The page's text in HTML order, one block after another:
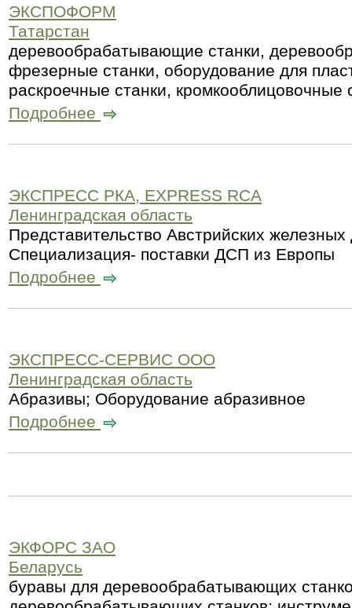
ЭКСПОФОРМ
Татарстан
деревообрабатывающие станки,
фрезерные станки, оборудование для
раскроечные станки, кромкооблицовочные
Подробнее
ЭКСПРЕСС РКА, EXPRESS RCA
Ленинградская область
Представительство Австрийских железных
Специализация- поставки ДСП из Европы
Подробнее
ЭКСПРЕСС-СЕРВИС ООО
Ленинградская область
Абразивы; Оборудование абразивное
Подробнее
ЭКФОРС ЗАО
Беларусь
буравы для деревообрабатывающих